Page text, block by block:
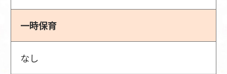
一時保育
なし